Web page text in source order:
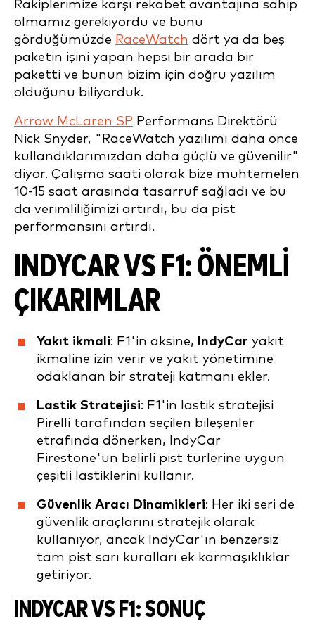
Rakiplerimize karşı rekabet avantajına sahip
olmamız gerekiyordu ve bunu
gördüğümüzde RaceWatch dört ya da beş
paketin işini yapan hepsi bir arada bir
paketti ve bunun bizim için doğru yazılım
olduğunu biliyorduk.
Arrow McLaren SP Performans Direktörü
Nick Snyder, "RaceWatch yazılımı daha önce
kullandıklarımızdan daha güçlü ve güvenilir"
diyor. Çalışma saati olarak bize muhtemelen
10-15 saat arasında tasarruf sağladı ve bu
da verimliliğimizi artırdı, bu da pist
performansını artırdı.
INDYCAR VS F1: ÖNEMLI
ÇIKARIMLAR
Yakıt ikmali: F1'in aksine, IndyCar yakıt
ikmaline izin verir ve yakıt yönetimine
odaklanan bir strateji katmanı ekler.
Lastik Stratejisi: F1'in lastik stratejisi
Pirelli tarafından seçilen bileşenler
etrafında dönerken, IndyCar
Firestone'un belirli pist türlerine uygun
çeşitli lastiklerini kullanır.
Güvenlik Aracı Dinamikleri: Her iki seri de
güvenlik araçlarını stratejik olarak
kullanıyor, ancak IndyCar'ın benzersiz
tam pist sarı kuralları ek karmaşıklıklar
getiriyor.
INDYCAR VS F1: SONUÇ